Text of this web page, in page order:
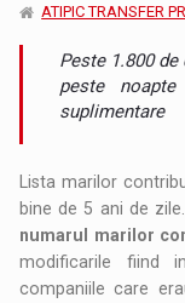
ATIPIC TRANSFER
Peste 1.800
peste
suplimentare
Lista marilor
bine de 5 ani de
numarul marilor
modificarile fiind
companiile care